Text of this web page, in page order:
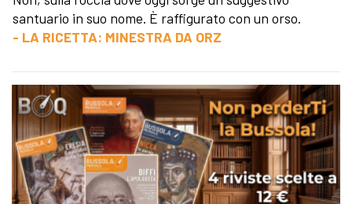
santuario in suo nome. È raffigurato con un orso.
- LA RICETTA: MINESTRA DA ORZ